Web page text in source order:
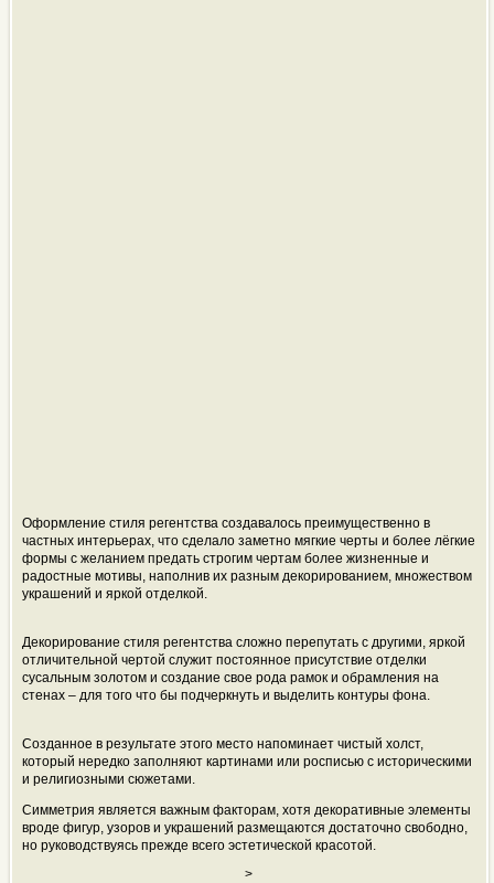
Оформление стиля регентства создавалось преимущественно в
частных интерьерах, что сделало заметно мягкие черты и более лёгкие
формы с желанием предать строгим чертам более жизненные и
радостные мотивы, наполнив их разным декорированием, множеством
украшений и яркой отделкой.
Декорирование стиля регентства сложно перепутать с другими, яркой
отличительной чертой служит постоянное присутствие отделки
сусальным золотом и создание свое рода рамок и обрамления на
стенах – для того что бы подчеркнуть и выделить контуры фона.
Созданное в результате этого место напоминает чистый холст,
который нередко заполняют картинами или росписью с историческими
и религиозными сюжетами.
Симметрия является важным факторам, хотя декоративные элементы
вроде фигур, узоров и украшений размещаются достаточно свободно,
но руководствуясь прежде всего эстетической красотой.
>